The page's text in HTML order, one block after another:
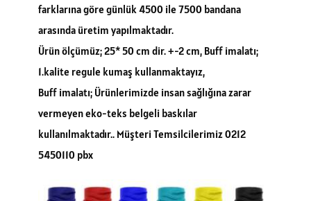
farklarına göre günlük 4500 ile 7500 bandana
arasında üretim yapılmaktadır.
Ürün ölçümüz; 25* 50 cm dir. +-2 cm, Buff imalatı;
1.kalite regule kumaş kullanmaktayız,
Buff imalatı; Ürünlerimizde insan sağlığına zarar
vermeyen eko-teks belgeli baskılar
kullanılmaktadır.. Müşteri Temsilcilerimiz 0212
5450110 pbx